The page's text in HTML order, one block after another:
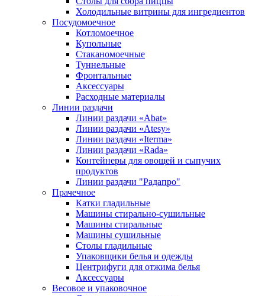
Холодильные витрины для ингредиентов
Посудомоечное
Котломоечное
Купольные
Стаканомоечные
Туннельные
Фронтальные
Аксессуары
Расходные материалы
Линии раздачи
Линии раздачи «Abat»
Линии раздачи «Atesy»
Линии раздачи «Iterma»
Линии раздачи «Rada»
Контейнеры для овощей и сыпучих
продуктов
Линии раздачи "Радапро"
Прачечное
Катки гладильные
Машины стирально-сушильные
Машины стиральные
Машины сушильные
Столы гладильные
Упаковщики белья и одежды
Центрифуги для отжима белья
Аксессуары
Весовое и упаковочное